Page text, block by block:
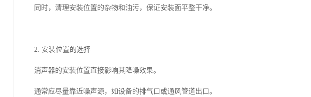
同时，清理安装位置的杂物和油污，保证安装面平整干净。
2. 安装位置的选择
消声器的安装位置直接影响其降噪效果。
通常应尽量靠近噪声源，如设备的排气口或通风管道出口。